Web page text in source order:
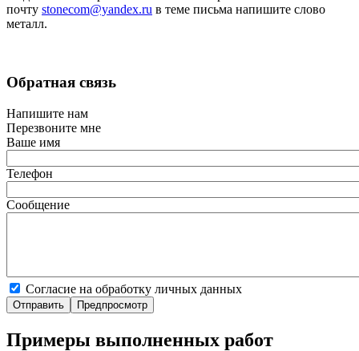
почту stonecom@yandex.ru в теме письма напишите слово
металл.
Обратная связь
Напишите нам
Перезвоните мне
Ваше имя
Телефон
Сообщение
Согласие на обработку личных данных
Примеры выполненных работ